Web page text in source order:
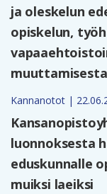
ja oleskelun
opiskelun,
muuttamisesta
Kannanotot |
luonnoksesta
eduskunnalle
muiksi laeiksi